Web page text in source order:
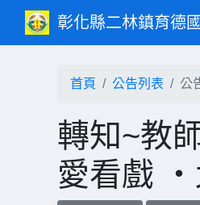
彰化縣二林鎮育德
首頁 公告列表 公
轉知~教
愛看戲 ‧